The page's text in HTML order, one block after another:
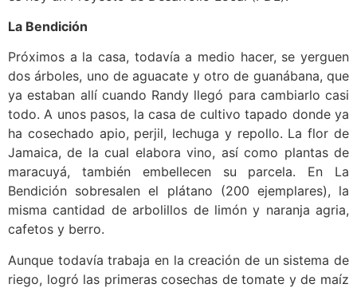
La Bendición
Próximos a la casa, todavía a medio hacer, se yerguen
dos árboles, uno de aguacate y otro de guanábana, que
ya estaban allí cuando Randy llegó para cambiarlo casi
todo. A unos pasos, la casa de cultivo tapado donde ya
ha cosechado apio, perjil, lechuga y repollo. La flor de
Jamaica, de la cual elabora vino, así como plantas de
maracuyá, también embellecen su parcela. En La
Bendición sobresalen el plátano (200 ejemplares), la
misma cantidad de arbolillos de limón y naranja agria,
cafetos y berro.
Aunque todavía trabaja en la creación de un sistema de
riego, logró las primeras cosechas de tomate y de maíz